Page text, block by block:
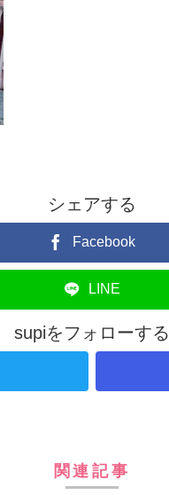
シェアする
Facebook
LINE
supiをフォローする
関連記事